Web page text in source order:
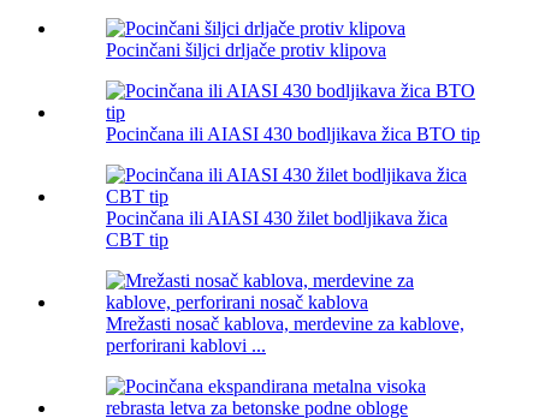
Pocinčani šiljci drljače protiv klipova
Pocinčana ili AIASI 430 bodljikava žica BTO tip
Pocinčana ili AIASI 430 žilet bodljikava žica
CBT tip
Mrežasti nosač kablova, merdevine za kablove,
perforirani kablovi ...